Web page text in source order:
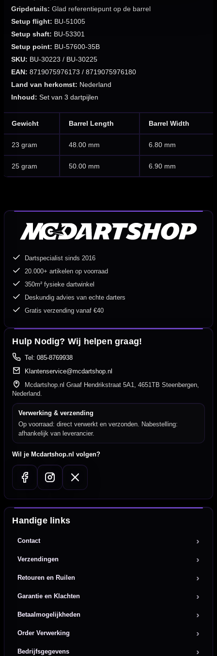
Gripdetails: Glad referentiepunt op de barrel
Setup flight: BU-51005
Setup shaft: BU-53301
Setup point: BU-57600-35B
SKU: BU-30223 / BU-30225
EAN: 8719075976173 / 8719075976180
Land van herkomst: Nederland
Inhoud: Set van 3 dartpijlen
Gewicht Barrel Length Barrel Width
23 gram 48.00 mm 6.80 mm
25 gram 50.00 mm 6.90 mm
Dartspecialist sinds 2016
20.000+ artikelen op voorraad
350m² fysieke dartwinkel
Deskundig advies van echte darters
Gratis verzending vanaf €40
Hulp Nodig? Wij helpen graag!
Tel: 085-8769938
Klantenservice@mcdartshop.nl
Mcdartshop.nl Graaf Hendrikstraat 5A1, 4651TB Steenbergen,
Nederland.
Verwerking & verzending
Op voorraad: direct verwerkt en verzonden. Nabestelling:
afhankelijk van leverancier.
Wil je Mcdartshop.nl volgen?
Handige links
Contact
Verzendingen
Retouren en Ruilen
Garantie en Klachten
Betaalmogelijkheden
Order Verwerking
Bedrijfsgegevens